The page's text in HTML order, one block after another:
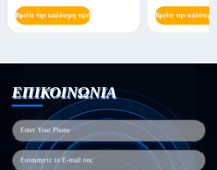
Βαριά Μηχανήματα
Βρείτε την καλύτερη τιμή
Βρείτε την καλύτερη
ΕΠΙΚΟΙΝΩΝΙΑ